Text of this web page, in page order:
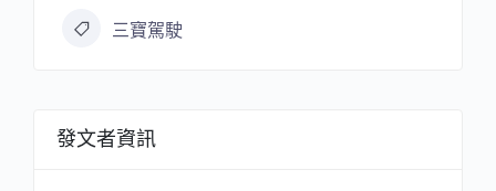
三寶駕駛
發文者資訊